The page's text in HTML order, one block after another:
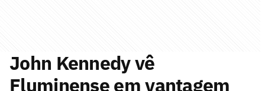
John Kennedy vê
Fluminense em vantagem